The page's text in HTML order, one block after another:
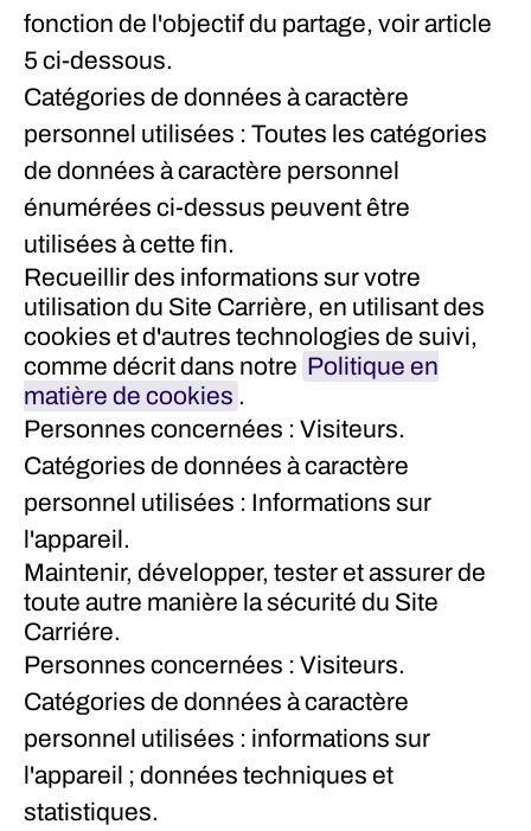
fonction de l'objectif du partage, voir article
5 ci-dessous.
Catégories de données à caractère
personnel utilisées : Toutes les catégories
de données à caractère personnel
énumérées ci-dessus peuvent être
utilisées à cette fin.
Recueillir des informations sur votre
utilisation du Site Carrière, en utilisant des
cookies et d'autres technologies de suivi,
comme décrit dans notre Politique en
matière de cookies .
Personnes concernées : Visiteurs.
Catégories de données à caractère
personnel utilisées : Informations sur
l'appareil.
Maintenir, développer, tester et assurer de
toute autre manière la sécurité du Site
Carriére.
Personnes concernées : Visiteurs.
Catégories de données à caractère
personnel utilisées : informations sur
l'appareil ; données techniques et
statistiques.